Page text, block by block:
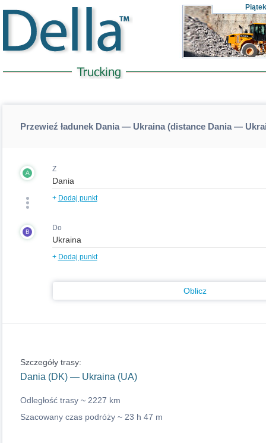
Piątek
Przewieź ładunek Dania — Ukraina (distance Dania —
A Z
+ Dodaj punkt
B Do
+ Dodaj punkt
Oblicz
Szczegóły trasy:
Dania (DK) — Ukraina (UA)
Odległość trasy ~ 2227 km
Szacowany czas podróży ~ 23 h 47 m